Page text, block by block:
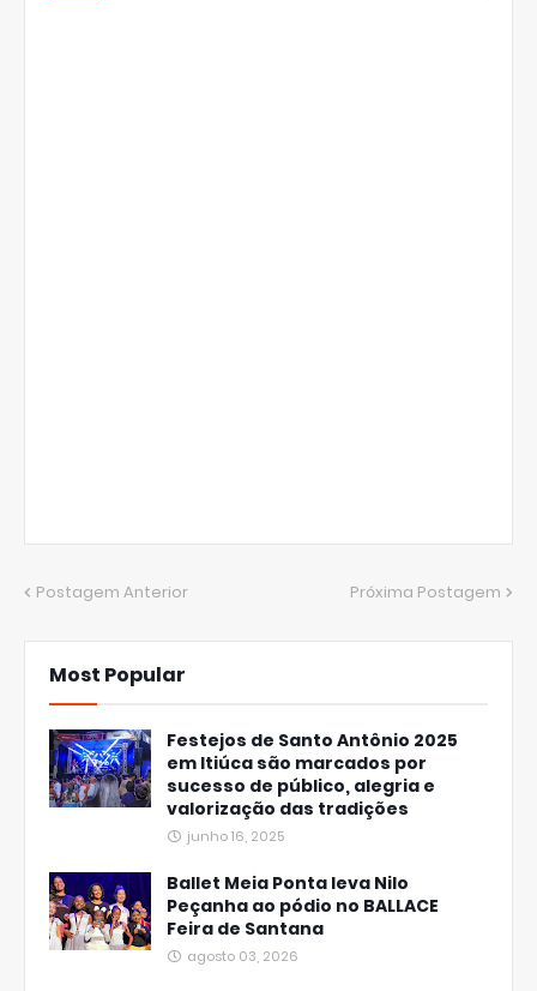
Postagem Anterior Próxima Postagem
Most Popular
Festejos de Santo Antônio 2025
em Itiúca são marcados por
sucesso de público, alegria e
valorização das tradições
junho 16, 2025
Ballet Meia Ponta leva Nilo
Peçanha ao pódio no BALLACE
Feira de Santana
agosto 03, 2026